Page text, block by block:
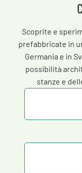
Scoprite e
prefabbricate in
Germania e in
possibilità
stanze e